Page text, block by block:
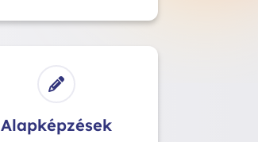
Alapképzések